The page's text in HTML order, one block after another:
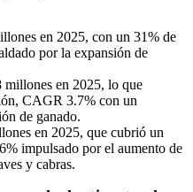
en 2025, con un 31% de
por la expansión de
en 2025, lo que
CAGR 3.7% con un
de ganado.
en 2025, que cubrió un
impulsado por el aumento de
y cabras.